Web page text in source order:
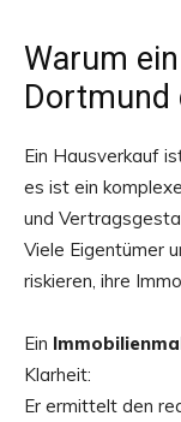
Warum
Dortmund
Ein Hausverkauf
es ist ein
und
Viele Eigentümer
riskieren, ihre
Ein
Klarheit:
Er ermittelt den